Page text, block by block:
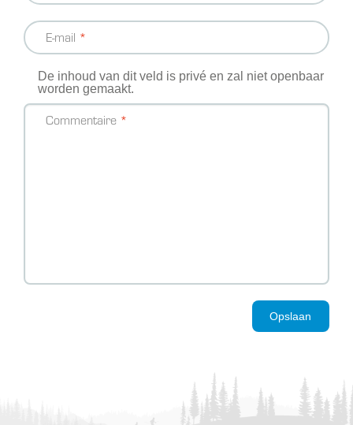
E-mail
De inhoud van dit veld is privé en zal niet openbaar
worden gemaakt.
Commentaire
Opslaan